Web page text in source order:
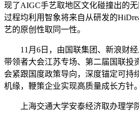
现了AIGC手艺取地区文化碰撞出的
过程均利用智象将来自从研发的
艺的原创性取同一性。
11月6日，由国联集团、新浪财经
带领者大会江苏专场、第二届国联投
会紧跟国度政策导向，深度锚定可持
机缘，鞭策企业实现高质量成长方针。
上海交通大学安泰经济取办理学